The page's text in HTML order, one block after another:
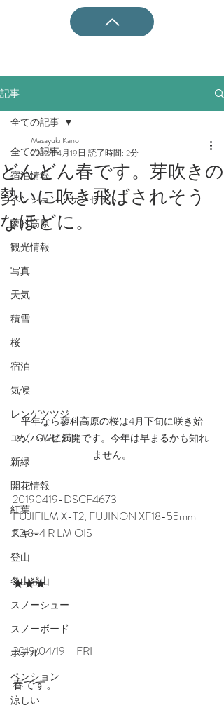
記事
全ての記事
宿泊情報
ペンション・サンセット
蓼科高原
観光情報
写真
天気
積雪
桜
宿泊
気候
レンゲツツジ
エゾハルゼミ
新緑
開花情報
紅葉
スキー
登山
冬山登山
スノーシュー
スノーボード
ホテル
ペンション
涼しい
全ての記事
どんどん春です。芽吹きの
勢いに吹き飛ばされそう
なほどに。
Masayuki Kano
2019年4月19日 読了時間: 2分
平年なら蓼科高原の桜は4月下旬に咲き始
め、GWに満開です。今年は早まるかも知れ
ません。
20190419-DSCF4673
FUJIFILM X-T2, FUJINON XF18-55mm
F2.8-4 R LM OIS
★★★
2019/04/19　FRI
春です。